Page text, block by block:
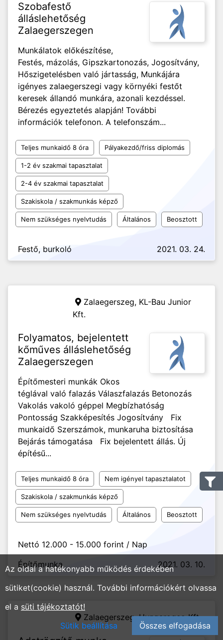
Szobafestő
álláslehetőség
Zalaegerszegen
Munkálatok előkészítése,
Festés, mázolás, Gipszkartonozás, Jogosítvány,
Hőszigetelésben való jártasság, Munkájára
igényes zalaegerszegi vagy környéki festőt
keresek állandó munkára, azonali kezdéssel.
Bérezés egyeztetés alapján! További
információk telefonon. A telefonszám...
Teljes munkaidő 8 óra Pályakezdő/friss diplomás
1-2 év szakmai tapasztalat
2-4 év szakmai tapasztalat
Szakiskola / szakmunkás képző
Nem szükséges nyelvtudás Általános Beosztott
Festő, burkoló 2021. 03. 24.
Zalaegerszeg, KL-Bau Junior
Kft.
Folyamatos, bejelentett
kőműves álláslehetőség
Zalaegerszegen
Építőmesteri munkák Okos
téglával való falazás Válaszfalazás Betonozás
Vakolás vakoló géppel Megbízhatóság
Pontosság Szakképesítés Jogosítvány Fix
munkaidő Szerszámok, munkaruha biztosítása
Bejárás támogatása Fix bejelentett állás. Új
építésű...
Teljes munkaidő 8 óra Nem igényel tapasztalatot
Szakiskola / szakmunkás képző
Nem szükséges nyelvtudás Általános Beosztott
Nettó 12.000 - 15.000 forint / Nap
Építőmunka
2021. 03. 10.
Zalaegerszeg,Hungarogeo Kft.
Az oldal a hatékonyabb működés érdekében
sütiket(cookie) használ. További információkért olvassa
el a süti tájékoztatót!
Sütik beállítása
Összes elfogadása